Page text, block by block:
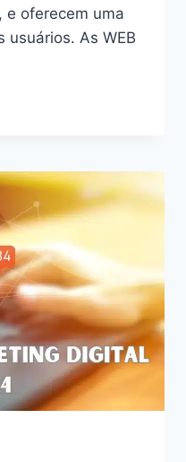
e oferecem uma
usuários. As WEB